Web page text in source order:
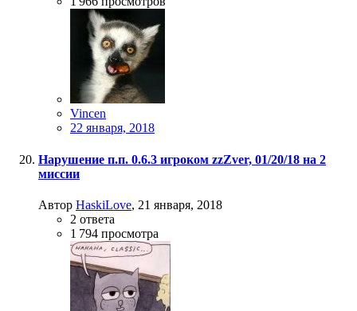
Vincen
22 января, 2018
Нарушение п.п. 0.6.3 игроком zzZver, 01/20/18 на 2
миссии
Автор HaskiLove, 21 января, 2018
2 ответа
1 794 просмотра